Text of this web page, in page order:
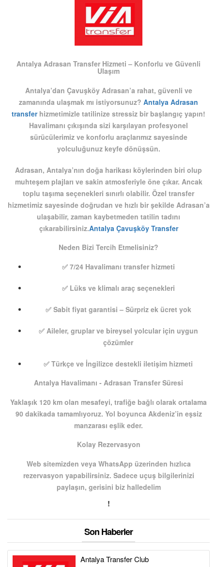
Antalya Adrasan Transfer Hizmeti – Konforlu ve Güvenli
Ulaşım
Antalya’dan Çavuşköy Adrasan’a rahat, güvenli ve
zamanında ulaşmak mı istiyorsunuz? Antalya Adrasan
transfer hizmetimizle tatilinize stressiz bir başlangıç yapın!
Havalimanı çıkışında sizi karşılayan profesyonel
sürücülerimiz ve konforlu araçlarımız sayesinde
yolculuğunuz keyfe dönüşsün.
Adrasan, Antalya’nın doğa harikası köylerinden biri olup
muhteşem plajları ve sakin atmosferiyle öne çıkar. Ancak
toplu taşıma seçenekleri sınırlı olabilir. Özel transfer
hizmetimiz sayesinde doğrudan ve hızlı bir şekilde Adrasan’a
ulaşabilir, zaman kaybetmeden tatilin tadını
çıkarabilirsiniz.Antalya Çavuşköy Transfer
Neden Bizi Tercih Etmelisiniz?
✅ 7/24 Havalimanı transfer hizmeti
✅ Lüks ve klimalı araç seçenekleri
✅ Sabit fiyat garantisi – Sürpriz ek ücret yok
✅ Aileler, gruplar ve bireysel yolcular için uygun
çözümler
✅ Türkçe ve İngilizce destekli iletişim hizmeti
Antalya Havalimanı - Adrasan Transfer Süresi
Yaklaşık 120 km olan mesafeyi, trafiğe bağlı olarak ortalama
90 dakikada tamamlıyoruz. Yol boyunca Akdeniz’in eşsiz
manzarası eşlik eder.
Kolay Rezervasyon
Web sitemizden veya WhatsApp üzerinden hızlıca
rezervasyon yapabilirsiniz. Sadece uçuş bilgilerinizi
paylaşın, gerisini biz halledelim
!
Son Haberler
Antalya Transfer Club